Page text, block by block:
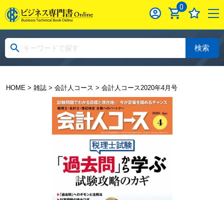
0
検索
HOME> 雑誌> 会計人コース > 会計人コース2020年4月号